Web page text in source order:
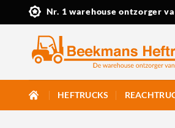
naar
Nr. 1 warehouse ontzorger
HEFTRUCKS